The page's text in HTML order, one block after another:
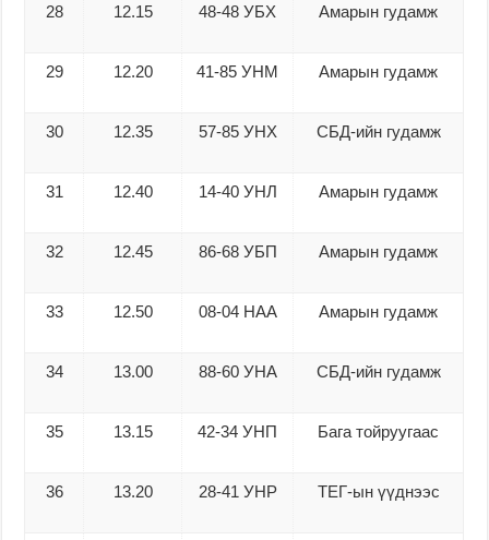
28 12.15 48-48 УБХ Амарын гудамж
29 12.20 41-85 УНМ Амарын гудамж
30 12.35 57-85 УНХ СБД-ийн гудамж
31 12.40 14-40 УНЛ Амарын гудамж
32 12.45 86-68 УБП Амарын гудамж
33 12.50 08-04 НАА Амарын гудамж
34 13.00 88-60 УНА СБД-ийн гудамж
35 13.15 42-34 УНП Бага тойруугаас
36 13.20 28-41 УНР ТЕГ-ын үүднээс